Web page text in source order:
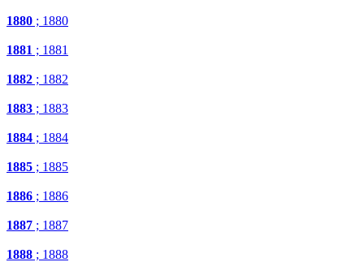
1880 ; 1880
1881 ; 1881
1882 ; 1882
1883 ; 1883
1884 ; 1884
1885 ; 1885
1886 ; 1886
1887 ; 1887
1888 ; 1888